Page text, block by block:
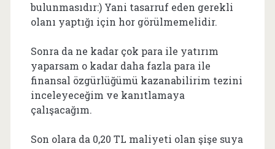
bulunmasıdır:) Yani tasarruf eden gerekli
olanı yaptığı için hor görülmemelidir.
Sonra da ne kadar çok para ile yatırım
yaparsam o kadar daha fazla para ile
finansal özgürlüğümü kazanabilirim tezini
inceleyeceğim ve kanıtlamaya
çalışacağım.
Son olara da 0,20 TL maliyeti olan şişe suya